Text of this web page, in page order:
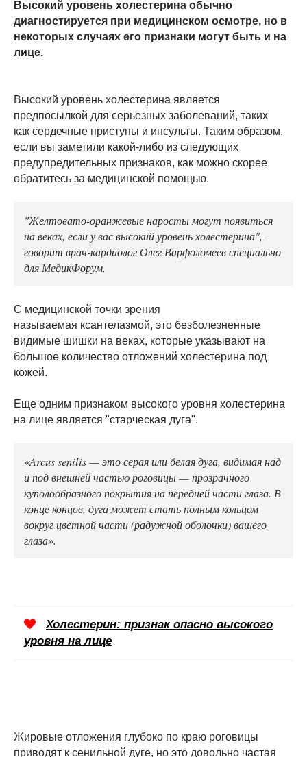
Высокий уровень холестерина обычно
диагностируется при медицинском осмотре, но в
некоторых случаях его признаки могут быть и на
лице.
Высокий уровень холестерина является
предпосылкой для серьезных заболеваний, таких
как сердечные приступы и инсульты. Таким образом,
если вы заметили какой-либо из следующих
предупредительных признаков, как можно скорее
обратитесь за медицинской помощью.
"Желтовато-оранжевые наросты могут появиться
на веках, если у вас высокий уровень холестерина", -
говорит врач-кардиолог Олег Варфоломеев специально
для МедикФорум.
С медицинской точки зрения
называемая ксантелазмой, это безболезненные
видимые шишки на веках, которые указывают на
большое количество отложений холестерина под
кожей.
Еще одним признаком высокого уровня холестерина
на лице является "старческая дуга".
«Arcus senilis — это серая или белая дуга, видимая над
и под внешней частью роговицы — прозрачного
куполообразного покрытия на передней части глаза. В
конце концов, дуга может стать полным кольцом
вокруг цветной части (радужной оболочки) вашего
глаза».
Холестерин: признак опасно высокого
уровня на лице
Жировые отложения глубоко по краю роговицы
приводят к сенильной дуге, но это довольно частая